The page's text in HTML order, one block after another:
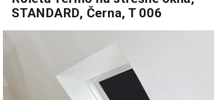
STANDARD, Černa, T 006